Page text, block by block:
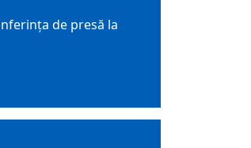
de presă la